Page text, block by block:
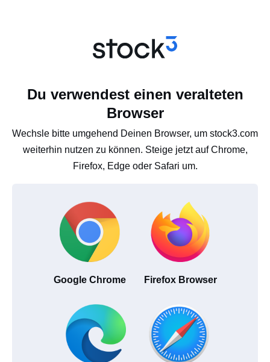
Du verwendest einen veralteten
Browser
Wechsle bitte umgehend Deinen Browser, um stock3.com
weiterhin nutzen zu können. Steige jetzt auf Chrome,
Firefox, Edge oder Safari um.
Google Chrome Firefox Browser